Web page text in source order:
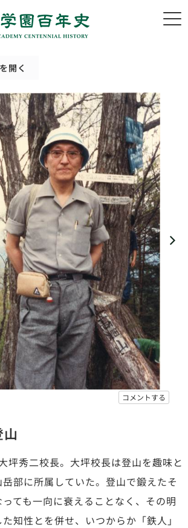
開く
コメントする
坪秀二校長。大坪校長は登山を趣味と
部に所属していた。登山で鍛えたそ
ても一向に衰えることなく、その明
知性とを併せ、いつからか「鉄人」